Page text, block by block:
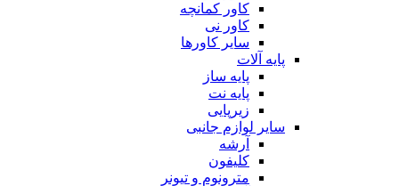
کاور کمانچه
کاور نی
سایر کاورها
پایه آلات
پایه ساز
پایه نت
زیرپایی
سایر لوازم جانبی
آرشه
کلیفون
مترونوم و تیونر